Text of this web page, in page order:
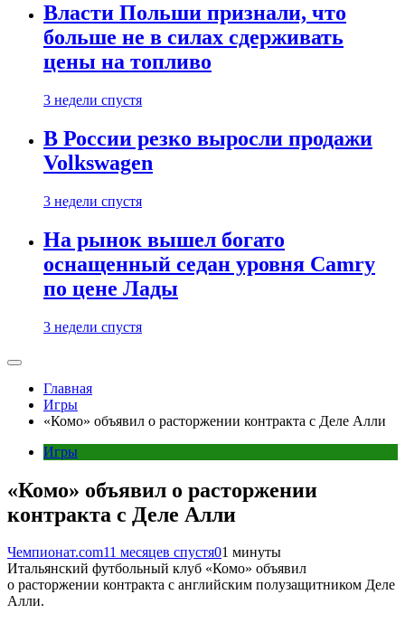
Власти Польши признали, что
больше не в силах сдерживать
цены на топливо
3 недели спустя
В России резко выросли продажи
Volkswagen
3 недели спустя
На рынок вышел богато
оснащенный седан уровня Camry
по цене Лады
3 недели спустя
Главная
Игры
«Комо» объявил о расторжении контракта с Деле Алли
Игры
«Комо» объявил о расторжении
контракта с Деле Алли
Чемпионат.com11 месяцев спустя01 минуты
Итальянский футбольный клуб «Комо» объявил
о расторжении контракта с английским полузащитником Деле
Алли.